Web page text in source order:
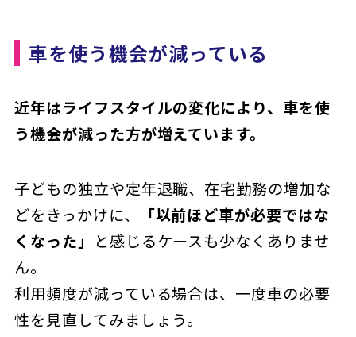
車を使う機会が減っている
近年はライフスタイルの変化により、車を使
う機会が減った方が増えています。
子どもの独立や定年退職、在宅勤務の増加な
どをきっかけに、
「以前ほど車が必要ではな
くなった」
と感じるケースも少なくありませ
ん。
利用頻度が減っている場合は、一度車の必要
性を見直してみましょう。